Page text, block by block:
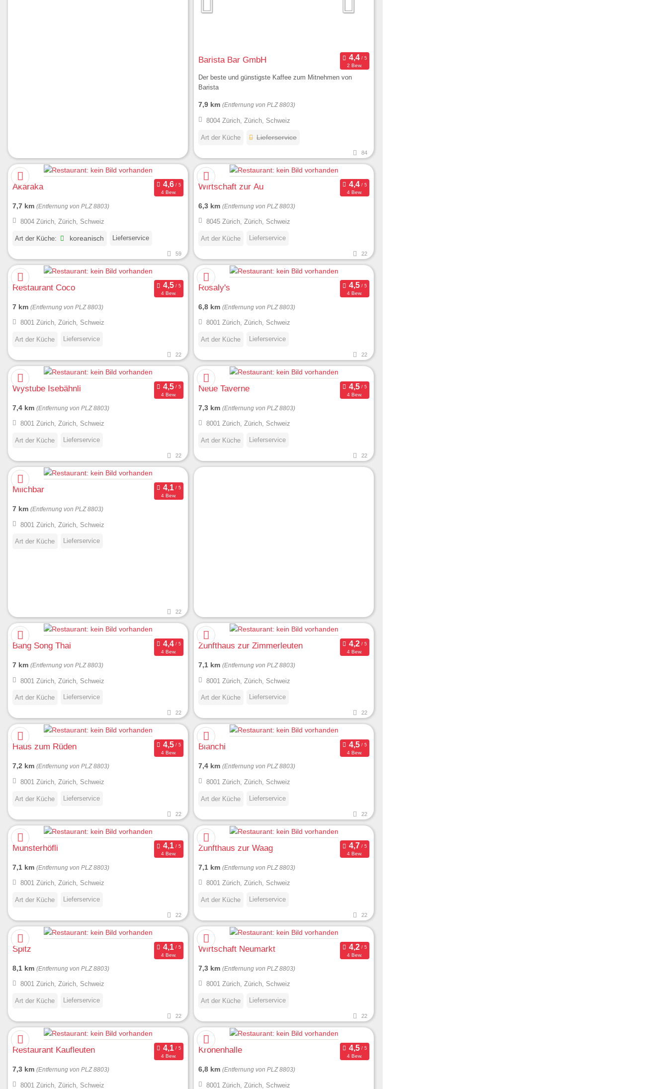
Barista Bar GmbH
2 Bew.
Der beste und günstigste Kaffee zum Mitnehmen von
Barista
7,9 km (Entfernung von PLZ 8803)
8004 Zürich, Zürich, Schweiz
Art der Küche Lieferservice
84
Akaraka
4 Bew.
7,7 km (Entfernung von PLZ 8803)
8004 Zürich, Zürich, Schweiz
Art der Küche: koreanisch Lieferservice
59
Wirtschaft zur Au
4 Bew.
6,3 km (Entfernung von PLZ 8803)
8045 Zürich, Zürich, Schweiz
Art der Küche Lieferservice
22
Restaurant Coco
4 Bew.
7 km (Entfernung von PLZ 8803)
8001 Zürich, Zürich, Schweiz
Art der Küche Lieferservice
22
Rosaly's
4 Bew.
6,8 km (Entfernung von PLZ 8803)
8001 Zürich, Zürich, Schweiz
Art der Küche Lieferservice
22
Wystube Isebähnli
4 Bew.
7,4 km (Entfernung von PLZ 8803)
8001 Zürich, Zürich, Schweiz
Art der Küche Lieferservice
22
Neue Taverne
4 Bew.
7,3 km (Entfernung von PLZ 8803)
8001 Zürich, Zürich, Schweiz
Art der Küche Lieferservice
22
Milchbar
4 Bew.
7 km (Entfernung von PLZ 8803)
8001 Zürich, Zürich, Schweiz
Art der Küche Lieferservice
22
Bang Song Thai
4 Bew.
7 km (Entfernung von PLZ 8803)
8001 Zürich, Zürich, Schweiz
Art der Küche Lieferservice
22
Zunfthaus zur Zimmerleuten
4 Bew.
7,1 km (Entfernung von PLZ 8803)
8001 Zürich, Zürich, Schweiz
Art der Küche Lieferservice
22
Haus zum Rüden
4 Bew.
7,2 km (Entfernung von PLZ 8803)
8001 Zürich, Zürich, Schweiz
Art der Küche Lieferservice
22
Bianchi
4 Bew.
7,4 km (Entfernung von PLZ 8803)
8001 Zürich, Zürich, Schweiz
Art der Küche Lieferservice
22
Münsterhöfli
4 Bew.
7,1 km (Entfernung von PLZ 8803)
8001 Zürich, Zürich, Schweiz
Art der Küche Lieferservice
22
Zunfthaus zur Waag
4 Bew.
7,1 km (Entfernung von PLZ 8803)
8001 Zürich, Zürich, Schweiz
Art der Küche Lieferservice
22
Spitz
4 Bew.
8,1 km (Entfernung von PLZ 8803)
8001 Zürich, Zürich, Schweiz
Art der Küche Lieferservice
22
Wirtschaft Neumarkt
4 Bew.
7,3 km (Entfernung von PLZ 8803)
8001 Zürich, Zürich, Schweiz
Art der Küche Lieferservice
22
Restaurant Kaufleuten
4 Bew.
7,3 km (Entfernung von PLZ 8803)
8001 Zürich, Zürich, Schweiz
Kronenhalle
4 Bew.
6,8 km (Entfernung von PLZ 8803)
8001 Zürich, Zürich, Schweiz